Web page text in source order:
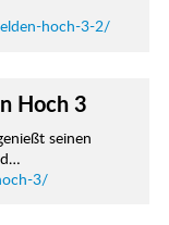
hoch-3-2/
Hoch 3
seinen
3/